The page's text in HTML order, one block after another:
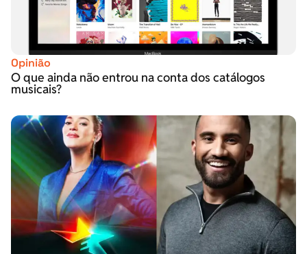
Opinião
O que ainda não entrou na conta dos catálogos
musicais?